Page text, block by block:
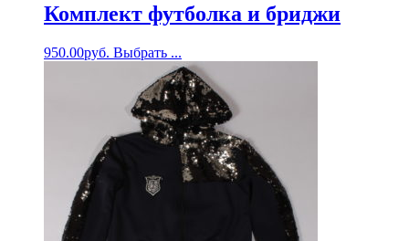
Комплект футболка и бриджи
950.00руб. Выбрать ...